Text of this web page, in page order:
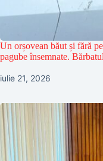
Un orșovean băut și fără
pagube însemnate.
iulie 21, 2026